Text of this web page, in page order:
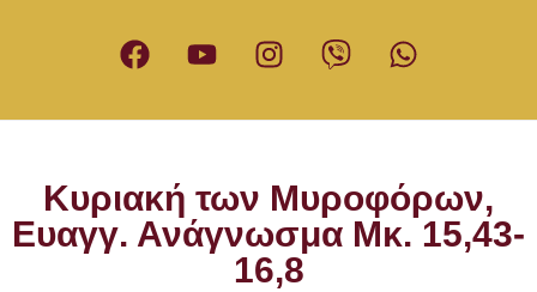
Κυριακή των Μυροφόρων,
Ευαγγ. Ανάγνωσμα Μκ. 15,43-
16,8